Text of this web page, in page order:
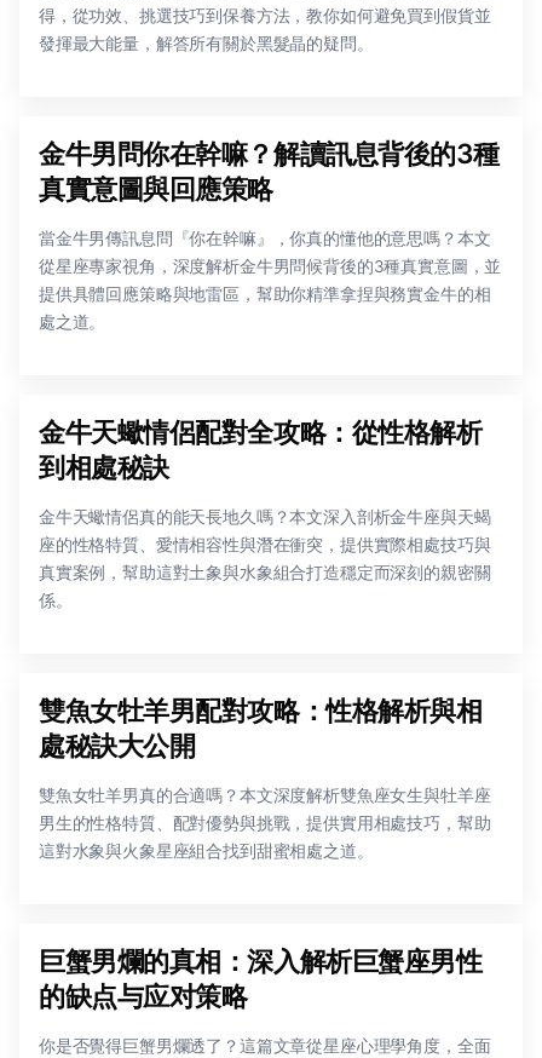
得，從功效、挑選技巧到保養方法，教你如何避免買到假貨並
發揮最大能量，解答所有關於黑髮晶的疑問。
金牛男問你在幹嘛？解讀訊息背後的3種
真實意圖與回應策略
當金牛男傳訊息問『你在幹嘛』，你真的懂他的意思嗎？本文
從星座專家視角，深度解析金牛男問候背後的3種真實意圖，並
提供具體回應策略與地雷區，幫助你精準拿捏與務實金牛的相
處之道。
金牛天蠍情侶配對全攻略：從性格解析
到相處秘訣
金牛天蠍情侶真的能天長地久嗎？本文深入剖析金牛座與天蝎
座的性格特質、愛情相容性與潛在衝突，提供實際相處技巧與
真實案例，幫助這對土象與水象組合打造穩定而深刻的親密關
係。
雙魚女牡羊男配對攻略：性格解析與相
處秘訣大公開
雙魚女牡羊男真的合適嗎？本文深度解析雙魚座女生與牡羊座
男生的性格特質、配對優勢與挑戰，提供實用相處技巧，幫助
這對水象與火象星座組合找到甜蜜相處之道。
巨蟹男爛的真相：深入解析巨蟹座男性
的缺点与应对策略
你是否覺得巨蟹男爛透了？這篇文章從星座心理學角度，全面